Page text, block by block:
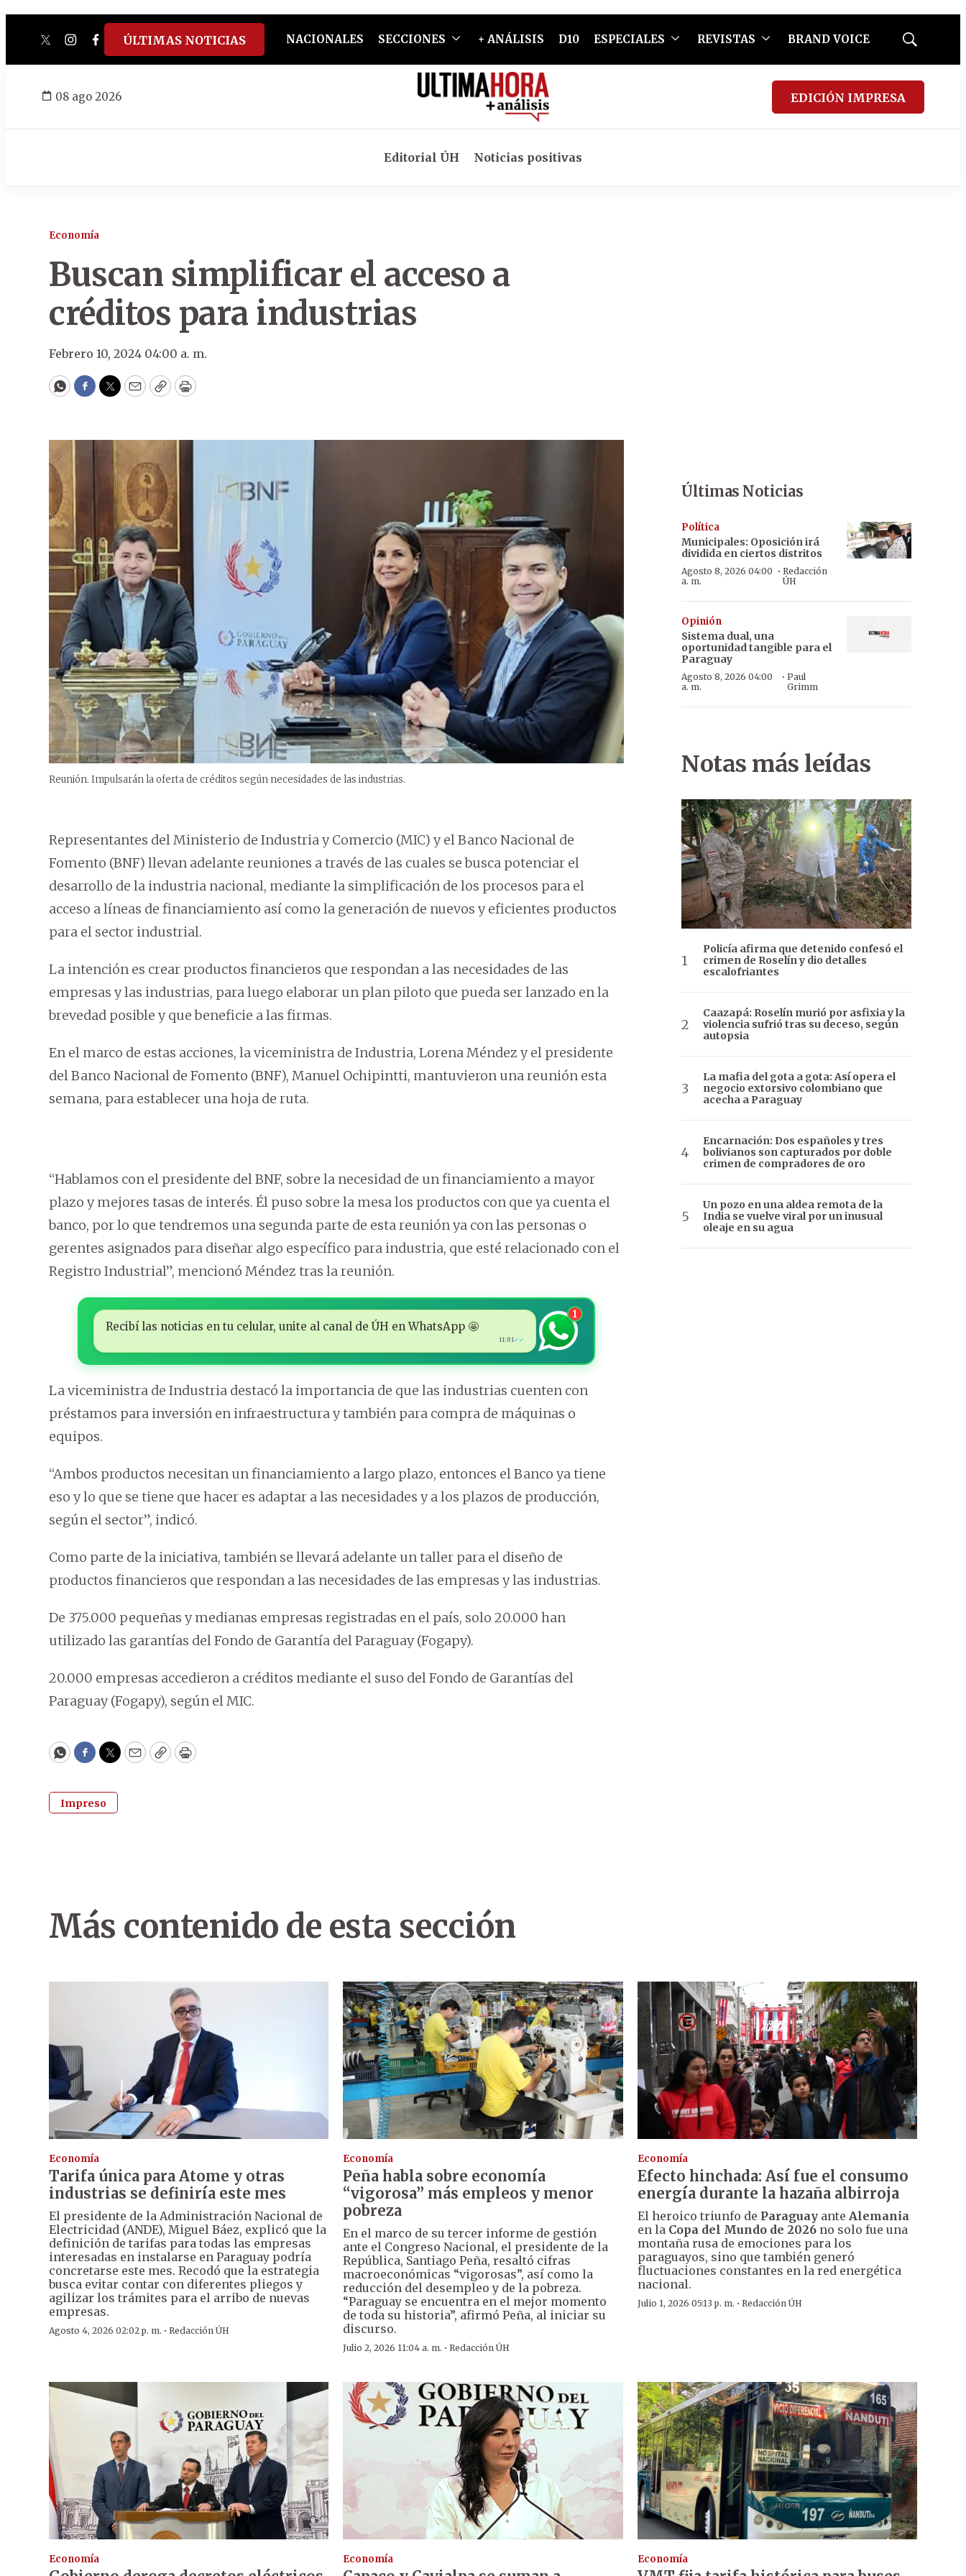
twitterinstagram
facebook
tiktokyoutube
spotify
ÚLTIMAS NOTICIAS NACIONALES SECCIONES + ANÁLISIS D10 ESPECIALES REVISTAS BRAND VOICE
Mostrar
08 ago 2026 EDICIÓN IMPRESA
Editorial ÚH Noticias positivas
Economía
Buscan simplificar el acceso a
créditos para industrias
Febrero 10, 2024 04:00 a. m.
WhatsApp
Facebook
Twitter
EmailCopyPrint
Reunión. Impulsarán la oferta de créditos según necesidades de las industrias.
Representantes del Ministerio de Industria y Comercio (MIC) y el Banco Nacional de
Fomento (BNF) llevan adelante reuniones a través de las cuales se busca potenciar el
desarrollo de la industria nacional, mediante la simplificación de los procesos para el
acceso a líneas de financiamiento así como la generación de nuevos y eficientes productos
para el sector industrial.
La intención es crear productos financieros que respondan a las necesidades de las
empresas y las industrias, para luego elaborar un plan piloto que pueda ser lanzado en la
brevedad posible y que beneficie a las firmas.
En el marco de estas acciones, la viceministra de Industria, Lorena Méndez y el presidente
del Banco Nacional de Fomento (BNF), Manuel Ochipintti, mantuvieron una reunión esta
semana, para establecer una hoja de ruta.
“Hablamos con el presidente del BNF, sobre la necesidad de un financiamiento a mayor
plazo y mejores tasas de interés. Él puso sobre la mesa los productos con que ya cuenta el
banco, por lo que tendremos una segunda parte de esta reunión ya con las personas o
gerentes asignados para diseñar algo específico para industria, que esté relacionado con el
Registro Industrial”, mencionó Méndez tras la reunión.
Recibí las noticias en tu celular, unite al canal de ÚH en WhatsApp 🤩
11:01✓✓
1
La viceministra de Industria destacó la importancia de que las industrias cuenten con
préstamos para inversión en infraestructura y también para compra de máquinas o
equipos.
“Ambos productos necesitan un financiamiento a largo plazo, entonces el Banco ya tiene
eso y lo que se tiene que hacer es adaptar a las necesidades y a los plazos de producción,
según el sector”, indicó.
Como parte de la iniciativa, también se llevará adelante un taller para el diseño de
productos financieros que respondan a las necesidades de las empresas y las industrias.
De 375.000 pequeñas y medianas empresas registradas en el país, solo 20.000 han
utilizado las garantías del Fondo de Garantía del Paraguay (Fogapy).
20.000 empresas accedieron a créditos mediante el suso del Fondo de Garantías del
Paraguay (Fogapy), según el MIC.
WhatsApp
Facebook
Twitter
EmailCopyPrint
Impreso
Últimas Noticias
Política
Municipales: Oposición irá
dividida en ciertos distritos
Agosto 8, 2026 04:00
a. m.
· Redacción
ÚH
Opinión
Sistema dual, una
oportunidad tangible para el
Paraguay
Agosto 8, 2026 04:00
a. m.
·Paul
Grimm
Notas más leídas
Policía afirma que detenido confesó el
crimen de Roselín y dio detalles
escalofriantes
Caazapá: Roselín murió por asfixia y la
violencia sufrió tras su deceso, según
autopsia
La mafia del gota a gota: Así opera el
negocio extorsivo colombiano que
acecha a Paraguay
Encarnación: Dos españoles y tres
bolivianos son capturados por doble
crimen de compradores de oro
Un pozo en una aldea remota de la
India se vuelve viral por un inusual
oleaje en su agua
Más contenido de esta sección
Economía
Tarifa única para Atome y otras
industrias se definiría este mes
El presidente de la Administración Nacional de
Electricidad (ANDE), Miguel Báez, explicó que la
definición de tarifas para todas las empresas
interesadas en instalarse en Paraguay podría
concretarse este mes. Recodó que la estrategia
busca evitar contar con diferentes pliegos y
agilizar los trámites para el arribo de nuevas
empresas.
Agosto 4, 2026 02:02 p. m. · Redacción ÚH
Economía
Peña habla sobre economía
“vigorosa” más empleos y menor
pobreza
En el marco de su tercer informe de gestión
ante el Congreso Nacional, el presidente de la
República, Santiago Peña, resaltó cifras
macroeconómicas “vigorosas”, así como la
reducción del desempleo y de la pobreza.
“Paraguay se encuentra en el mejor momento
de toda su historia”, afirmó Peña, al iniciar su
discurso.
Julio 2, 2026 11:04 a. m. ·Redacción ÚH
Economía
Efecto hinchada: Así fue el consumo
energía durante la hazaña albirroja
El heroico triunfo de Paraguayante Alemania
en la Copa del Mundo de 2026no solo fue una
montaña rusa de emociones para los
paraguayos, sino que también generó
fluctuaciones constantes en la red energética
nacional.
Julio 1, 2026 05:13 p. m. · Redacción ÚH
Economía Economía Economía